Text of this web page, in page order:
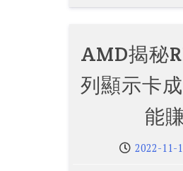
AMD揭秘
列顯示卡
能
2022-11-